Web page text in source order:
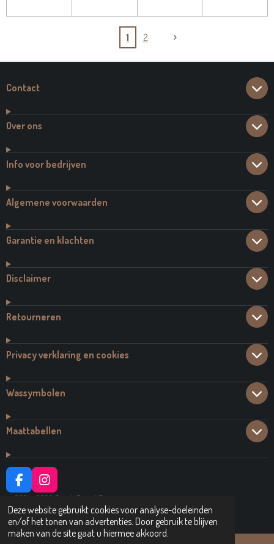
Deze website gebruikt cookies voor analyse-doeleinden
en/of het tonen van advertenties. Door gebruik te blijven
maken van de site gaat u hiermee akkoord.
1 2
Contact
Over ons
Info voor bedrijven
Algemene voorwaarden
Garantie en klachten
Disclaimer
Retourneren
Privacy verklaring en cookies
Wassymbolen
Maattabellen
F
A
C
E
B
I
N
S
T
A
© 2021 - 2026 Dutch Brand Fashion
Powered byJouwWeb